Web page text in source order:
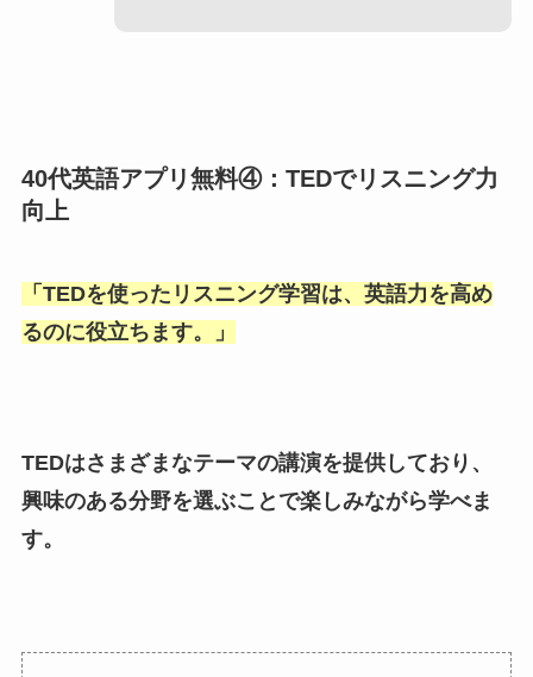
40代英語アプリ無料④：TEDでリスニング力
向上
「 TEDを使ったリスニング学習は、英語力を高め
るのに役立ちます。
」
TEDはさまざまなテーマの講演を提供しており、
興味のある分野を選ぶことで楽しみながら学べま
す。